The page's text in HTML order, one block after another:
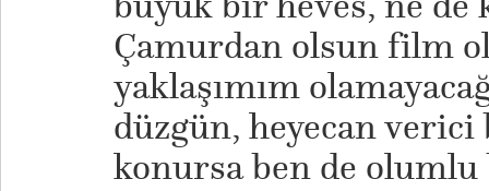
Çamurdan olsun film
yaklaşımım
düzgün, heyecan
konursa ben de olumlu